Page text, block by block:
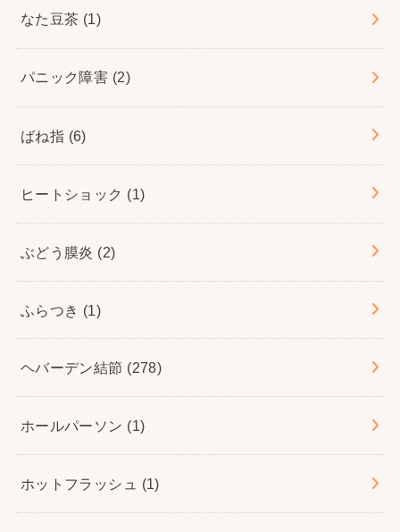
なた豆茶 (1)
パニック障害 (2)
ばね指 (6)
ヒートショック (1)
ぶどう膜炎 (2)
ふらつき (1)
ヘバーデン結節 (278)
ホールパーソン (1)
ホットフラッシュ (1)